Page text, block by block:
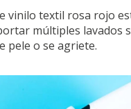
vinilo textil rosa rojo
múltiples lavados
pele o se agriete.